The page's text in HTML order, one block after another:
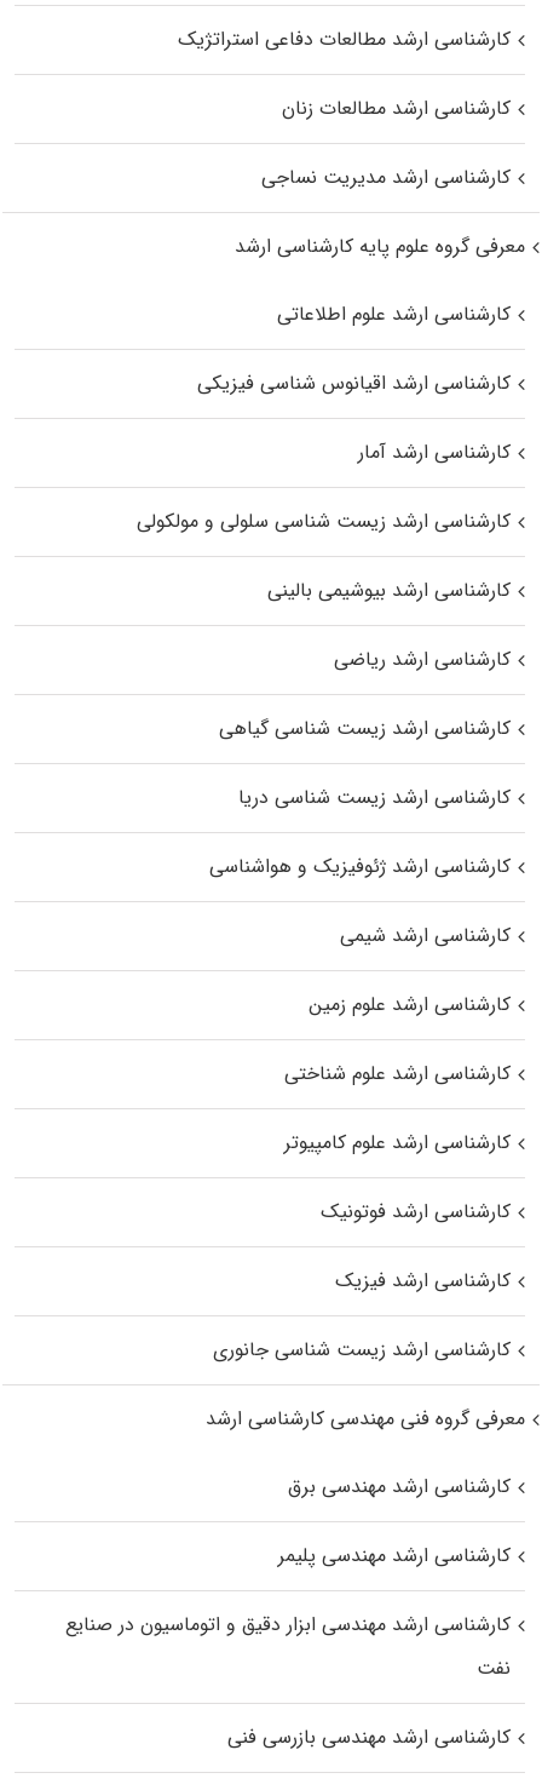
کارشناسی ارشد مطالعات دفاعی استراتژیک
کارشناسی ارشد مطالعات زنان
کارشناسی ارشد مدیریت نساجی
معرفی گروه علوم پایه کارشناسی ارشد
کارشناسی ارشد علوم اطلاعاتی
کارشناسی ارشد اقیانوس‌ شناسی فیزیکی
کارشناسی ارشد آمار
کارشناسی ارشد زیست شناسی سلولی و مولکولی
کارشناسی ارشد بیوشیمی بالینی
کارشناسی ارشد ریاضی
کارشناسی ارشد زیست‌ شناسی گیاهی
کارشناسی ارشد زیست‌ شناسی دریا
کارشناسی ارشد ژئوفیزیک و هواشناسی
کارشناسی ارشد شیمی
کارشناسی ارشد علوم زمین
کارشناسی ارشد علوم شناختی
کارشناسی ارشد علوم کامپیوتر
کارشناسی ارشد فوتونیک
کارشناسی ارشد فیزیک
کارشناسی ارشد زیست‌ شناسی جانوری
معرفی گروه فنی مهندسی کارشناسی ارشد
کارشناسی ارشد مهندسی برق
کارشناسی ارشد مهندسی پلیمر
کارشناسی ارشد مهندسی ابزار دقیق و اتوماسیون در صنایع
نفت
کارشناسی ارشد مهندسی بازرسی فنی